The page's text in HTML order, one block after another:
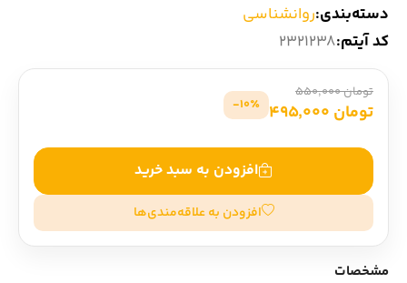
دسته‌بندی:روانشناسی
کد آیتم:2321238
تومان 550,000
تومان 495,000 10٪-
افزودن به سبد خرید
افزودن به علاقه‌مندی‌ها
مشخصات